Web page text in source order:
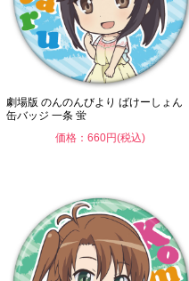
劇場版 のんのんびより ばけーしょん
缶バッジ 一条 蛍
価格：660円(税込)